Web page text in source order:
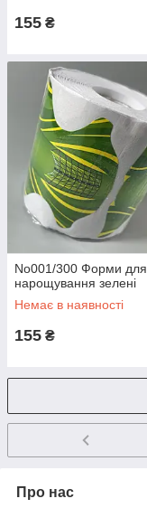
155 ₴
No001/300 Форми для
нарощування зелені
Немає в наявності
155 ₴
Про нас